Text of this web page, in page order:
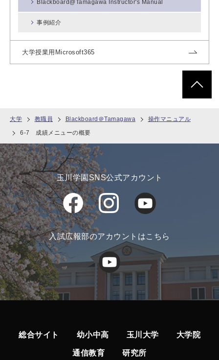
大学 教職員 Blackboard＠Tamagawa
操作マニュアル
6-7 成績メニューの概要
Blackboard@Tamagawa Instructor's Manual
事例紹介
大学授業用Microsoft365
玉川学園SNS公式アカウント
入試広報部のアカウントはこちら
総合サイト 幼小中高 玉川大学 大学院
通信教育 研究所